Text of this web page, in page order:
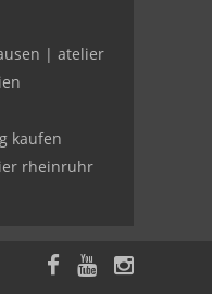
| atelier
kaufen
rheinruhr